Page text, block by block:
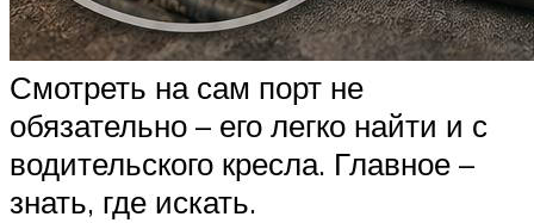
Смотреть на сам порт не
обязательно – его легко найти и с
водительского кресла. Главное –
знать, где искать.